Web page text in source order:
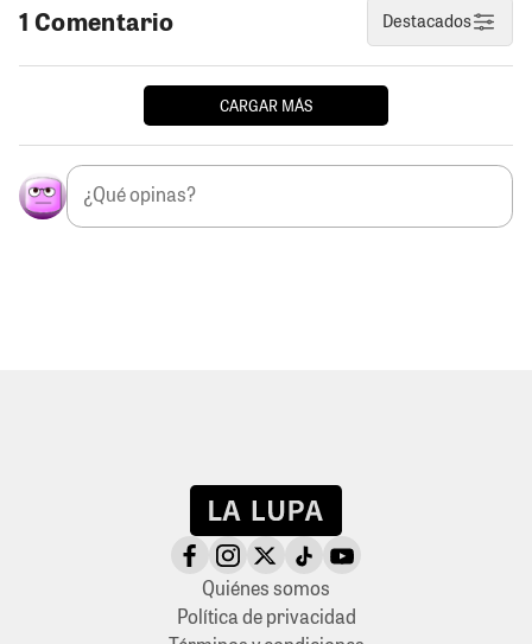
1 Comentario Destacados
CARGAR MÁS
Quiénes somos
Política de privacidad